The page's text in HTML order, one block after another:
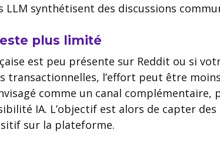
LLM synthétisent des discussions
plus limité
est peu présente sur Reddit ou si
transactionnelles, l’effort peut être
comme un canal complémentaire,
IA. L’objectif est alors de capter des
sur la plateforme.